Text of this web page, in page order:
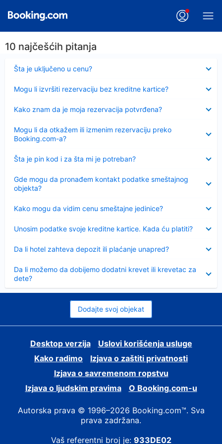
10 najčešćih pitanja
Šta je uključeno u cenu?
Sažeto
Mogu li izvršiti rezervaciju bez kreditne kartice?
Kako znam da je moja rezervacija potvrđena?
Mogu li da otkažem ili izmenim rezervaciju preko
Booking.com-a?
Šta je pin kod i za šta mi je potreban?
Sažeto
Gde mogu da pronađem kontakt podatke smeštajnog
objekta?
Kako mogu da vidim cenu smeštajne jedinice?
Unosim podatke svoje kreditne kartice. Kada ću platiti?
Da li hotel zahteva depozit ili plaćanje unapred?
Da li možemo da dobijemo dodatni krevet ili krevetac za
dete?
Dodajte svoj objekat
Desktop verzija
Uslovi korišćenja usluge
Kako radimo
Izjava o zaštiti privatnosti
Izjava o savremenom ropstvu
Izjava o ljudskim pravima
О Booking.com-u
Autorska prava © 1996–2026 Booking.com™. Sva
prava zadržana.
Vaš referentni broj je: 933DE02